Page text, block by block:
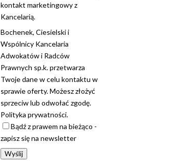
kontakt marketingowy z
Kancelarią.
Bochenek, Ciesielski i
Wspólnicy Kancelaria
Adwokatów i Radców
Prawnych sp.k. przetwarza
Twoje dane w celu kontaktu w
sprawie oferty. Możesz złożyć
sprzeciw lub odwołać zgodę.
Polityka prywatności.
Bądź z prawem na bieżąco -
zapisz się na newsletter
Wyślij